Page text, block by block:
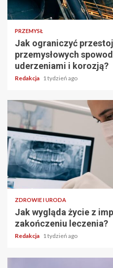
PRZEMYSŁ
Jak ograniczyć
przemysłowych
uderzeniami i korozją?
Redakcja 1 tydzień ago
ZDROWIE I URODA
Jak wygląda życie z
zakończeniu leczenia?
Redakcja 1 tydzień ago